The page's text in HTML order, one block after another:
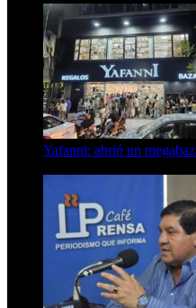
Yafanni: abrió un